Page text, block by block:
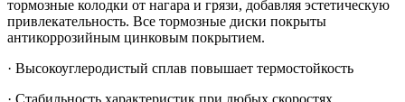
тормозные колодки от нагара и грязи, добавляя эстетическую
привлекательность. Все тормозные диски покрыты
антикоррозийным цинковым покрытием.
· Высокоуглеродистый сплав повышает термостойкость
· Стабильность характеристик при любых скоростях